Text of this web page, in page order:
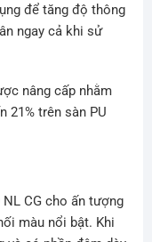
để tăng độ thông
ngay cả khi sử
nâng cấp nhằm
21% trên sàn PU
CG cho ấn tượng
màu nổi bật. Khi